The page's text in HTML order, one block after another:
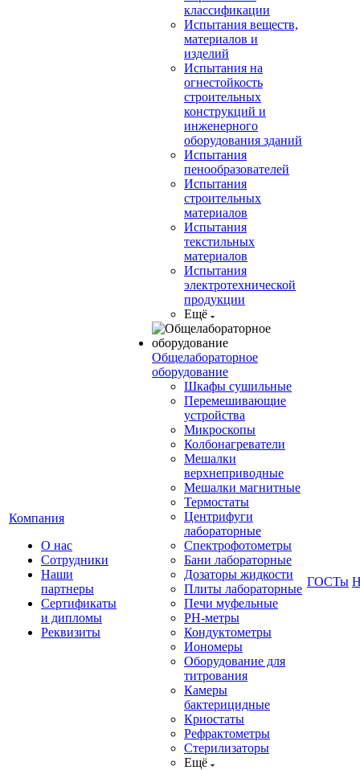
Компания
О нас
Сотрудники
Наши
партнеры
Сертификаты
и дипломы
Реквизиты
классификации
Испытания веществ,
материалов и
изделий
Испытания на
огнестойкость
строительных
конструкций и
инженерного
оборудования зданий
Испытания
пенообразователей
Испытания
строительных
материалов
Испытания
текстильных
материалов
Испытания
электротехнической
продукции
Ещё
Общелабораторное
оборудование
Шкафы сушильные
Перемешивающие
устройства
Микроскопы
Колбонагреватели
Мешалки
верхнеприводные
Мешалки магнитные
Термостаты
Центрифуги
лабораторные
Спектрофотометры
Бани лабораторные
Дозаторы жидкости
Плиты лабораторные
Печи муфельные
РН-метры
Кондуктометры
Иономеры
Оборудование для
титрования
Камеры
бактерицидные
Криостаты
Рефрактометры
Стерилизаторы
Ещё
ГОСТы